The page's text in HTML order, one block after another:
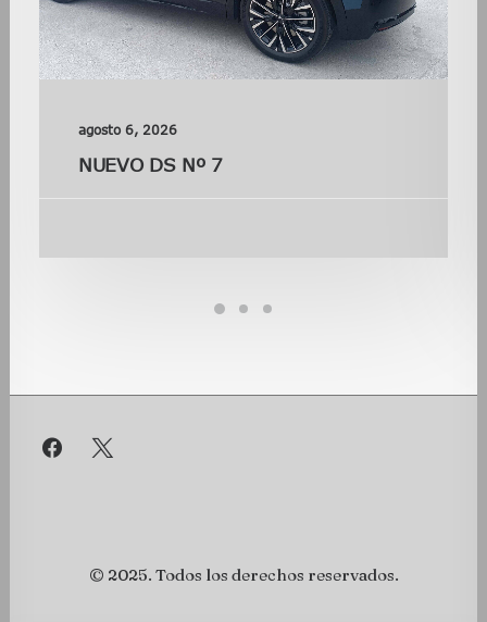
agosto 6, 2026
NUEVO DS Nº 7
© 2025. Todos los derechos reservados.